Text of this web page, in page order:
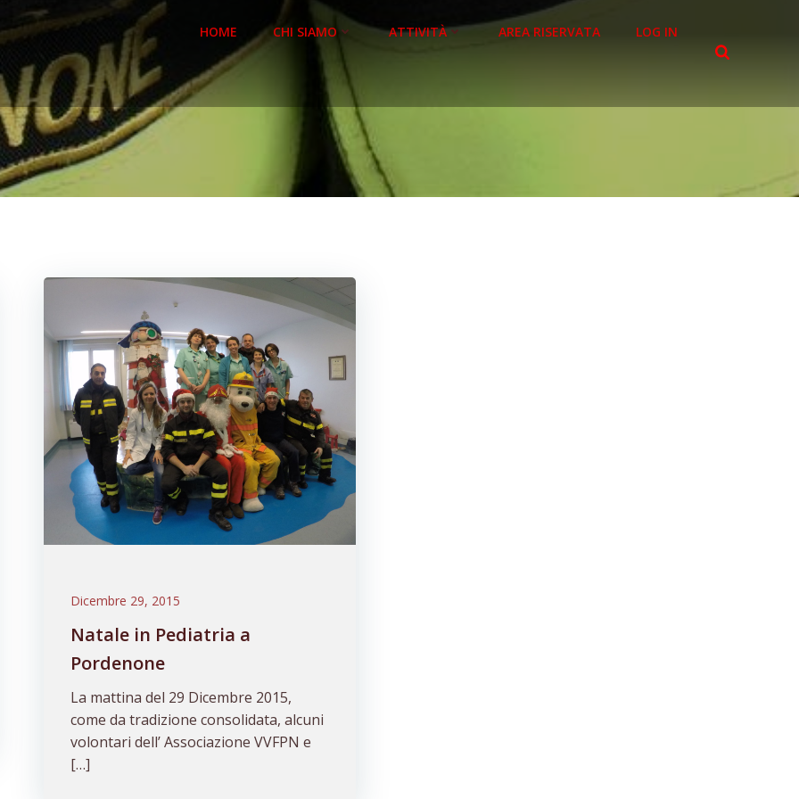
HOME CHI SIAMO ATTIVITÀ AREA RISERVATA LOG IN
Dicembre 29, 2015
Natale in Pediatria a
Pordenone
La mattina del 29 Dicembre 2015,
come da tradizione consolidata, alcuni
volontari dell’ Associazione VVFPN e
[…]